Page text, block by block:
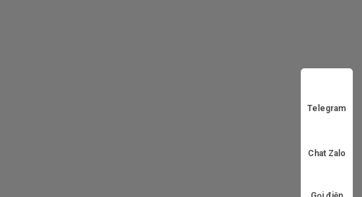
Telegram
Chat Zalo